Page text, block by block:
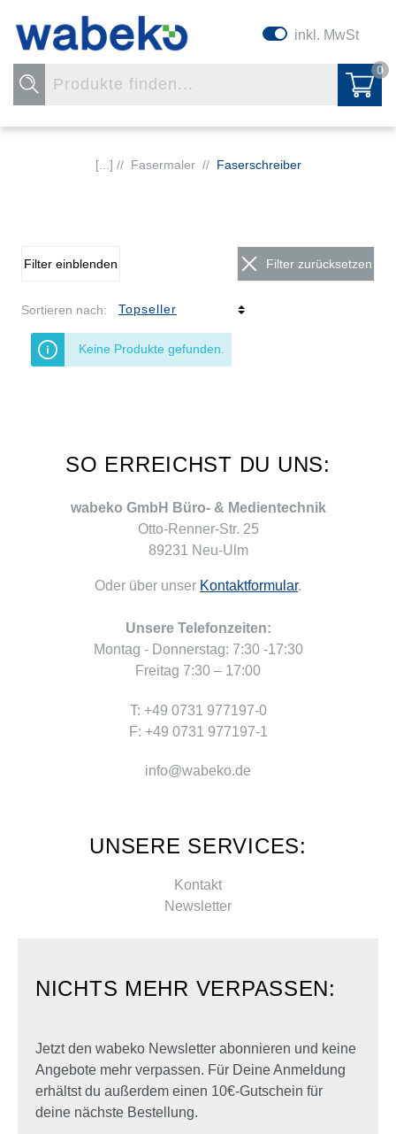
inkl. MwSt
0
[...] // Fasermaler // Faserschreiber
Filter einblenden Filter zurücksetzen
Sortieren nach:
Keine Produkte gefunden.
SO ERREICHST DU UNS:
wabeko GmbH Büro- & Medientechnik
Otto-Renner-Str. 25
89231 Neu-Ulm
Oder über unser Kontaktformular.
Unsere Telefonzeiten:
Montag - Donnerstag: 7:30 -17:30
Freitag 7:30 – 17:00
T: +49 0731 977197-0
F: +49 0731 977197-1
info@wabeko.de
UNSERE SERVICES:
Kontakt
Newsletter
NICHTS MEHR VERPASSEN:
Jetzt den wabeko Newsletter abonnieren und keine
Angebote mehr verpassen. Für Deine Anmeldung
erhältst du außerdem einen 10€-Gutschein für
deine nächste Bestellung.